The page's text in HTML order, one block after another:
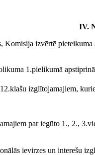
IV.
Komisija izvērtē
1.pielikumā
izglītojamajiem,
par iegūto 1., 2.,
ievirzes un interešu